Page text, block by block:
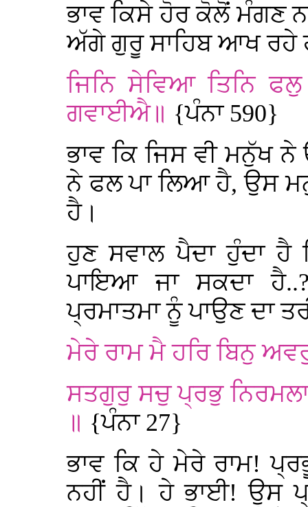
ਭਾਵ ਕਿਸੇ ਹੋਰ ਕੋਲੋਂ ਮੰਗਣ
ਅੱਗੇ ਗੁਰੂ ਸਾਹਿਬ ਆਖ ਰਹੇ
ਜਿਨਿ ਸੇਵਿਆ ਤਿਨਿ
ਗਵਾਈਐ॥ {ਪੰਨਾ 590}
ਭਾਵ ਕਿ ਜਿਸ ਵੀ ਮਨੁੱਖ
ਨੇ ਫਲ ਪਾ ਲਿਆ ਹੈ, ਉਸ
ਹੈ।
ਹੁਣ ਸਵਾਲ ਪੈਦਾ ਹੁੰਦਾ
ਪਾਇਆ ਜਾ ਸਕਦਾ
ਪ੍ਰਮਾਤਮਾ ਨੂੰ ਪਾਉਣ ਦਾ
ਮੇਰੇ ਰਾਮ ਮੈ ਹਰਿ ਬਿਨੁ
ਸਤਗੁਰੁ ਸਚੁ ਪ੍ਰਭੁ
॥ {ਪੰਨਾ 27}
ਭਾਵ ਕਿ ਹੇ ਮੇਰੇ ਰਾਮ!
ਨਹੀਂ ਹੈ। ਹੇ ਭਾਈ! ਉਸ